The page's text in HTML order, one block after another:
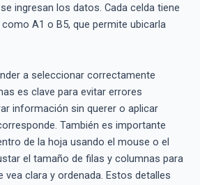
ingresan los datos. Cada celda tiene
A1 o B5, que permite ubicarla
a seleccionar correctamente
es clave para evitar errores
información sin querer o aplicar
También es importante
de la hoja usando el mouse o el
el tamaño de filas y columnas para
vea clara y ordenada. Estos detalles